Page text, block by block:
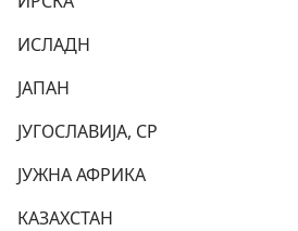
ИСЛАДН
ЈАПАН
ЈУГОСЛАВИЈА, СР
ЈУЖНА АФРИКА
КАЗАХСТАН